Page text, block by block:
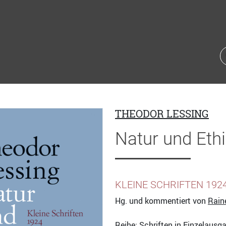
THEODOR LESSING
Natur und
KLEINE SCHRIFTEN
Hg. und kommentiert von